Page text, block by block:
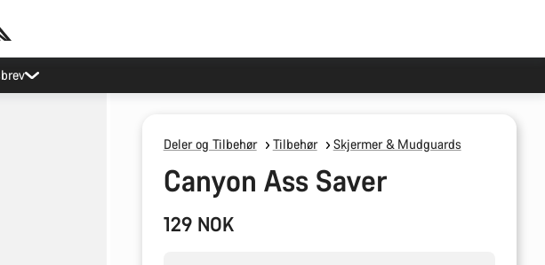
Deler og Tilbehør Tilbehør Skjermer & Mudguards
Canyon Ass Saver
129 NOK